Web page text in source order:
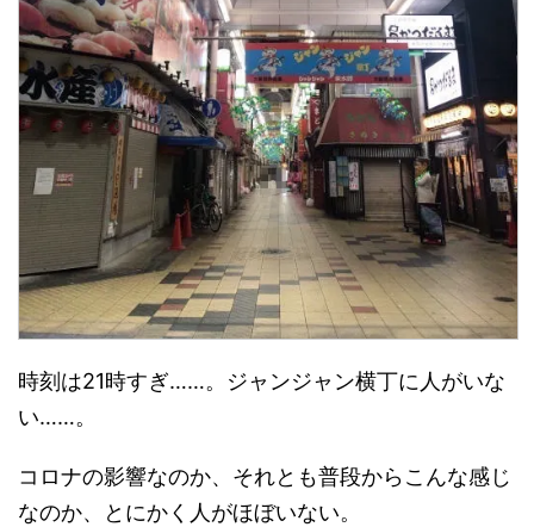
時刻は21時すぎ……。ジャンジャン横丁に人がいな
い……。
コロナの影響なのか、それとも普段からこんな感じ
なのか、とにかく人がほぼいない。